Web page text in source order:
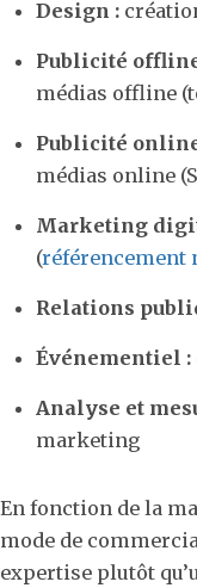
Design :
Publicité
médias offline
Publicité
médias online
Marketing
(référencement
Relations
Événementiel :
Analyse et
marketing
En fonction de la
mode de
expertise plutôt